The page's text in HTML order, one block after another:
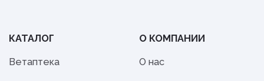
КАТАЛОГ
Ветаптека
О КОМПАНИИ
О нас